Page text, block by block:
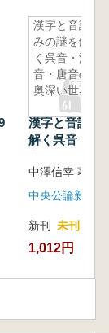
漢字と音読
みの謎を解
く呉音・漢
音・唐音の
奥深い世界
漢字と音読み
解く呉音・漢
中澤信幸 著
中央公論新社
新刊 未刊
1,012円